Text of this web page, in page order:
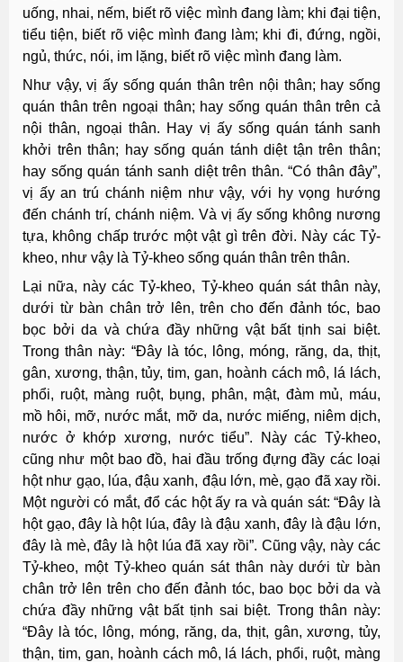
uống, nhai, nếm, biết rõ việc mình đang làm; khi đại tiện,
tiểu tiện, biết rõ việc mình đang làm; khi đi, đứng, ngồi,
ngủ, thức, nói, im lặng, biết rõ việc mình đang làm.
Như vậy, vị ấy sống quán thân trên nội thân; hay sống
quán thân trên ngoại thân; hay sống quán thân trên cả
nội thân, ngoại thân. Hay vị ấy sống quán tánh sanh
khởi trên thân; hay sống quán tánh diệt tận trên thân;
hay sống quán tánh sanh diệt trên thân. “Có thân đây”,
vị ấy an trú chánh niệm như vậy, với hy vọng hướng
đến chánh trí, chánh niệm. Và vị ấy sống không nương
tựa, không chấp trước một vật gì trên đời. Này các Tỷ-
kheo, như vậy là Tỷ-kheo sống quán thân trên thân.
Lại nữa, này các Tỷ-kheo, Tỷ-kheo quán sát thân này,
dưới từ bàn chân trở lên, trên cho đến đảnh tóc, bao
bọc bởi da và chứa đầy những vật bất tịnh sai biệt.
Trong thân này: “Ðây là tóc, lông, móng, răng, da, thịt,
gân, xương, thận, tủy, tim, gan, hoành cách mô, lá lách,
phổi, ruột, màng ruột, bụng, phân, mật, đàm mủ, máu,
mồ hôi, mỡ, nước mắt, mỡ da, nước miếng, niêm dịch,
nước ở khớp xương, nước tiểu”. Này các Tỷ-kheo,
cũng như một bao đồ, hai đầu trống đựng đầy các loại
hột như gạo, lúa, đậu xanh, đậu lớn, mè, gạo đã xay rồi.
Một người có mắt, đổ các hột ấy ra và quán sát: “Ðây là
hột gạo, đây là hột lúa, đây là đậu xanh, đây là đậu lớn,
đây là mè, đây là hột lúa đã xay rồi”. Cũng vậy, này các
Tỷ-kheo, một Tỷ-kheo quán sát thân này dưới từ bàn
chân trở lên trên cho đến đảnh tóc, bao bọc bởi da và
chứa đầy những vật bất tịnh sai biệt. Trong thân này:
“Ðây là tóc, lông, móng, răng, da, thịt, gân, xương, tủy,
thận, tim, gan, hoành cách mô, lá lách, phổi, ruột, màng